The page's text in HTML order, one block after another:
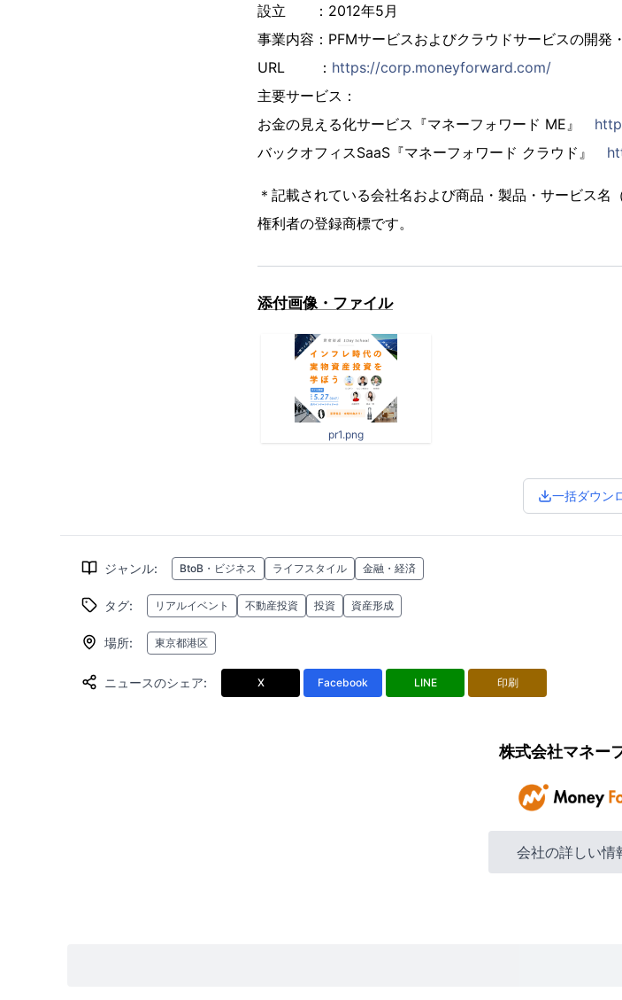
設立 ：2012年5月
事業内容：PFMサービスおよびクラウドサービスの開発
URL ： https://corp.moneyforward.com/
主要サービス：
お金の見える化サービス『マネーフォワード ME』
バックオフィスSaaS『マネーフォワード クラウド』
＊記載されている会社名および商品・製品・サービス
権利者の登録商標です。
添付画像・ファイル
pr1.png
一括ダウン
ジャンル: BtoB・ビジネス ライフスタイル 金融・経済
タグ: リアルイベント 不動産投資 投資 資産形成
場所: 東京都港区
ニュースのシェア: X Facebook LINE 印刷
株式会社マネー
会社の詳しい情